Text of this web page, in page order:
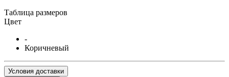
Таблица размеров
Цвет
-
Коричневый
Условия доставки